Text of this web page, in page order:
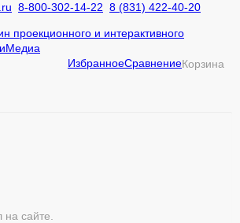
8 (831) 422-40-20
8-800-302-14-22
Корзина
Сравнение
Избранное
сайте.